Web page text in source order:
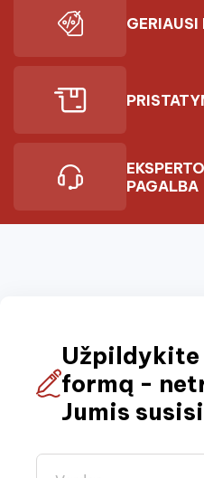
GERIAUSI
PAGALBA
formą -
Jumis